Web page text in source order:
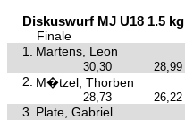
Diskuswurf MJ U18 1.5 kg
Finale
1.
Martens, Leon
30,30
28,99
2. M�tzel, Thorben
28,73
26,22
3. Plate, Gabriel